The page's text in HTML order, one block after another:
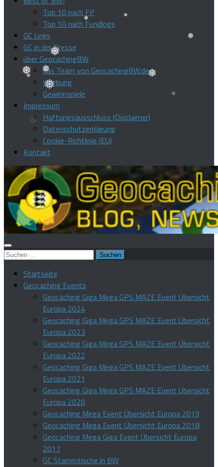
❅
❅
❅
❅
❅
Top 10 nach FP
Top 10 nach Fundlogs
GC Links
GC in der Presse
über GeocachingBW
das Team von GeocachingBW.de
Werbung
Gewinnspiele
Impressum
Haftungsausschluss (Disclaimer)
Datenschutzerklärung
Cookie-Richtlinie (EU)
Kontakt
Suchen
Startseite
Geocaching Events
Geocaching Giga Mega GPS MAZE Event Übersicht
Europa 2024
Geocaching Giga Mega GPS MAZE Event Übersicht
Europa 2023
Geocaching Giga Mega GPS MAZE Event Übersicht
Europa 2022
Geocaching Giga Mega GPS MAZE Event Übersicht
Europa 2021
Geocaching Giga Mega GPS MAZE Event Übersicht
Europa 2020
Geocaching Mega Event Übersicht Europa 2019
Geocaching Mega Event Übersicht Europa 2018
Geocaching Mega Giga Event Übersicht Europa
2017
GC Stammtische in BW